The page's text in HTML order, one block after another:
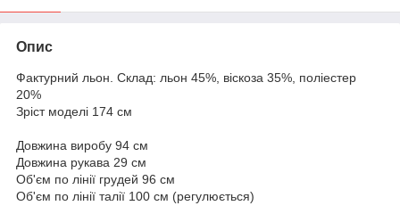
Опис
Фактурний льон. Склад: льон 45%, віскоза 35%, поліестер
20%
Зріст моделі 174 см
Довжина виробу 94 см
Довжина рукава 29 см
Об'єм по лінії грудей 96 см
Об'єм по лінії талії 100 см (регулюється)